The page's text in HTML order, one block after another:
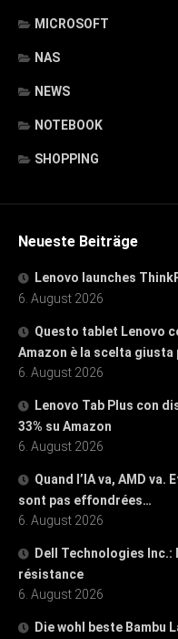
MICROSOFT
NAS
NEWS
NOTEBOOK
SHOPPING
Neueste Beiträge
Lenovo launches
6. August 2026
Questo tablet Lenovo
Amazon è la scelta giusta
6. August 2026
Lenovo Tab Plus con
33% su Amazon
6. August 2026
Quand l’IA va, AMD va.
sont pas effondrées…
6. August 2026
Dell Technologies
résistance
6. August 2026
Die wohl beste Bambu